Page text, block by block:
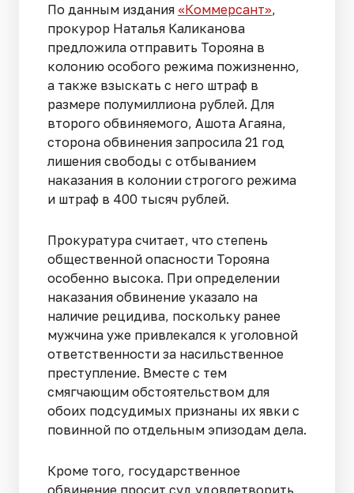
По данным издания «Коммерсант»,
прокурор Наталья Каликанова
предложила отправить Торояна в
колонию особого режима пожизненно,
а также взыскать с него штраф в
размере полумиллиона рублей. Для
второго обвиняемого, Ашота Агаяна,
сторона обвинения запросила 21 год
лишения свободы с отбыванием
наказания в колонии строгого режима
и штраф в 400 тысяч рублей.
Прокуратура считает, что степень
общественной опасности Торояна
особенно высока. При определении
наказания обвинение указало на
наличие рецидива, поскольку ранее
мужчина уже привлекался к уголовной
ответственности за насильственное
преступление. Вместе с тем
смягчающим обстоятельством для
обоих подсудимых признаны их явки с
повинной по отдельным эпизодам дела.
Кроме того, государственное